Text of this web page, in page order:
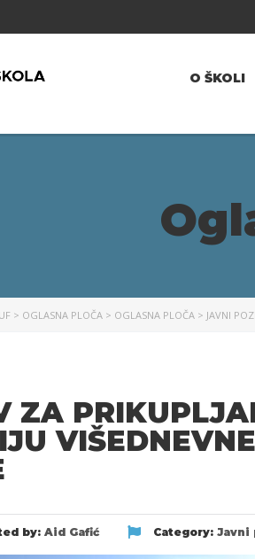
O ŠKOLI
> OGLASNA PLOČA > OGLASNA PLOČA > JAVNI
ZA
by: Aid Gafić Category: Javni